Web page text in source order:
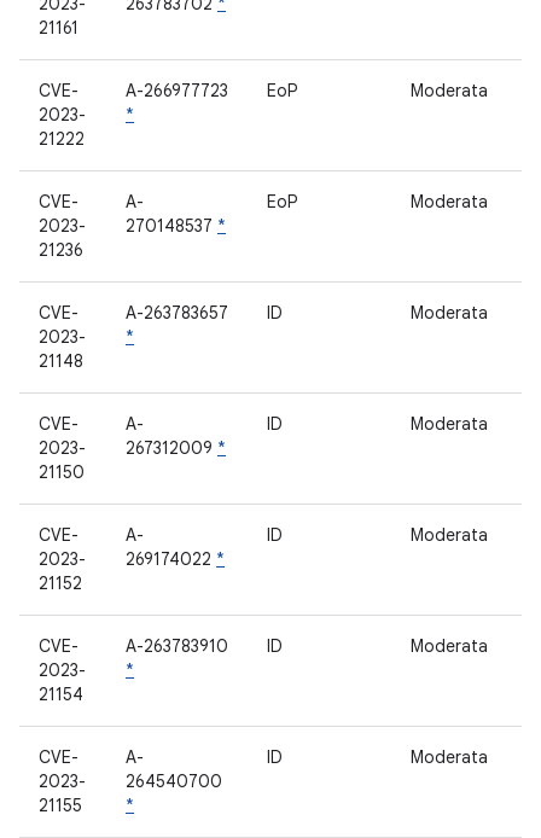
21161
CVE-
2023-
21222
A-266977723
*
EoP Moderata
CVE-
2023-
21236
A-
270148537 *
EoP Moderata
CVE-
2023-
21148
A-263783657
*
ID Moderata
CVE-
2023-
21150
A-
267312009 *
ID Moderata
CVE-
2023-
21152
A-
269174022 *
ID Moderata
CVE-
2023-
21154
A-263783910
*
ID Moderata
CVE-
2023-
21155
A-
264540700
*
ID Moderata